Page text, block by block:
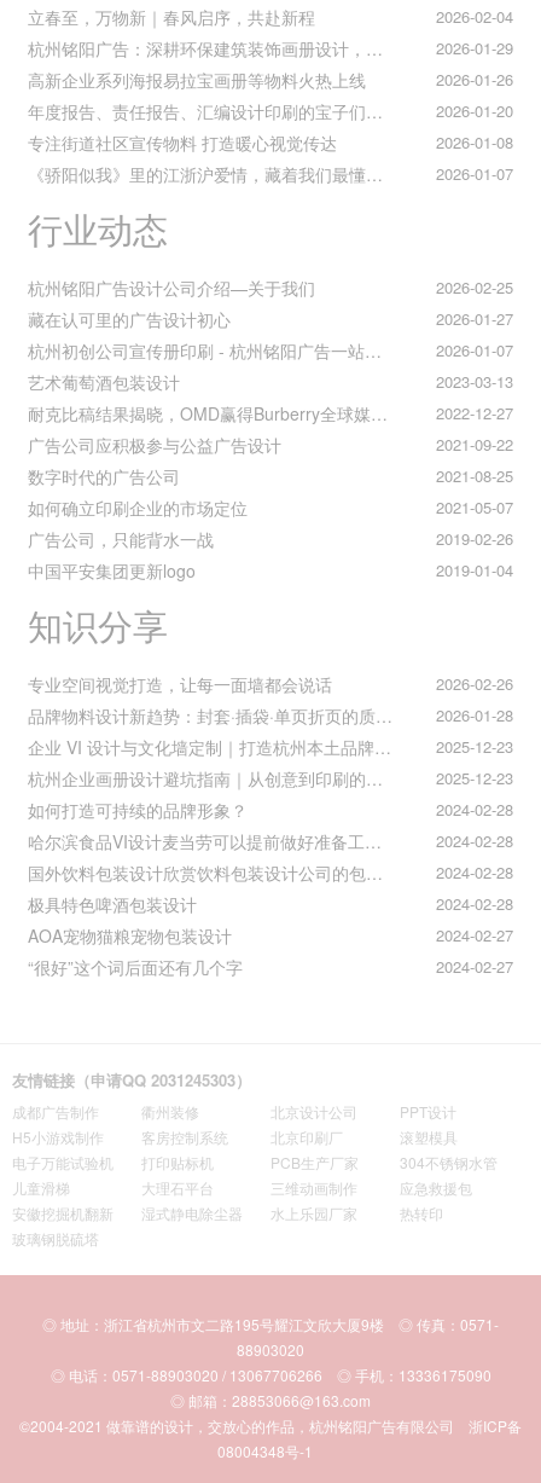
2026-02-04
立春至，万物新｜春风启序，共赴新程
2026-01-29
杭州铭阳广告：深耕环保建筑装饰画册设计，赋能空间美学与可持续发展
2026-01-26
高新企业系列海报易拉宝画册等物料火热上线
2026-01-20
年度报告、责任报告、汇编设计印刷的宝子们集合！
2026-01-08
专注街道社区宣传物料 打造暖心视觉传达
2026-01-07
《骄阳似我》里的江浙沪爱情，藏着我们最懂的温柔与默契
行业动态
2026-02-25
杭州铭阳广告设计公司介绍—关于我们
2026-01-27
藏在认可里的广告设计初心
2026-01-07
杭州初创公司宣传册印刷 - 杭州铭阳广告一站式解决方案
2023-03-13
艺术葡萄酒包装设计
2022-12-27
耐克比稿结果揭晓，OMD赢得Burberry全球媒介业务（转自广告狂人日报）
2021-09-22
广告公司应积极参与公益广告设计
2021-08-25
数字时代的广告公司
2021-05-07
如何确立印刷企业的市场定位
2019-02-26
广告公司，只能背水一战
2019-01-04
中国平安集团更新logo
知识分享
2026-02-26
专业空间视觉打造，让每一面墙都会说话
2026-01-28
品牌物料设计新趋势：封套·插袋·单页折页的质感升级之道
2025-12-23
企业 VI 设计与文化墙定制｜打造杭州本土品牌专属视觉符号
2025-12-23
杭州企业画册设计避坑指南｜从创意到印刷的全流程把控
2024-02-28
如何打造可持续的品牌形象？
2024-02-28
哈尔滨食品VI设计麦当劳可以提前做好准备工作促进挪动购买
2024-02-28
国外饮料包装设计欣赏饮料包装设计公司的包装设计
2024-02-28
极具特色啤酒包装设计
2024-02-27
AOA宠物猫粮宠物包装设计
2024-02-27
“很好”这个词后面还有几个字
友情链接（申请QQ 2031245303）
成都广告制作 衢州装修 北京设计公司
PPT设计
H5小游戏制作
客房控制系统 北京印刷厂
滚塑模具
电子万能试验机
打印贴标机 PCB生产厂家
304不锈钢水管
儿童滑梯
大理石平台 三维动画制作
应急救援包
安徽挖掘机翻新
湿式静电除尘器 水上乐园厂家
热转印
玻璃钢脱硫塔
◎ 地址：浙江省杭州市文二路195号耀江文欣大厦9楼 ◎ 传真：0571-
88903020
◎ 电话：0571-88903020 / 13067706266 ◎ 手机：13336175090
◎ 邮箱：28853066@163.com
©2004-2021 做靠谱的设计，交放心的作品，杭州铭阳广告有限公司 浙ICP备
08004348号-1